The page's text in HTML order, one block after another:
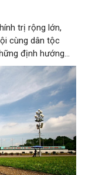
trị rộng lớn,
cùng dân tộc
định hướng
Bộ Chính trị
người dân.